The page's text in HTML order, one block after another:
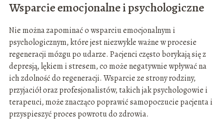
Wsparcie emocjonalne i psychologiczne
Nie można zapominać o wsparciu emocjonalnym i
psychologicznym, które jest niezwykle ważne w procesie
regeneracji mózgu po udarze. Pacjenci często borykają się z
depresją, lękiem i stresem, co może negatywnie wpływać na
ich zdolność do regeneracji. Wsparcie ze strony rodziny,
przyjaciół oraz profesjonalistów, takich jak psychologowie i
terapeuci, może znacząco poprawić samopoczucie pacjenta i
przyspieszyć proces powrotu do zdrowia.